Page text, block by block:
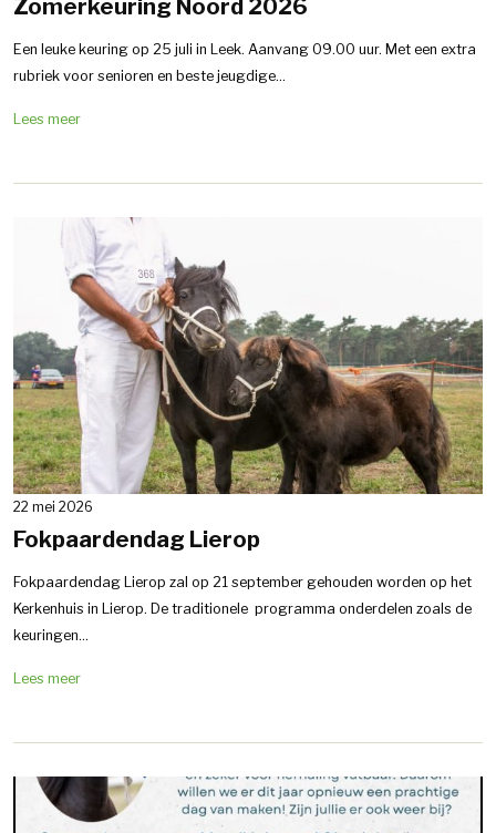
Zomerkeuring Noord 2026
Een leuke keuring op 25 juli in Leek. Aanvang 09.00 uur. Met een extra
rubriek voor senioren en beste jeugdige...
Lees meer
22 mei 2026
Fokpaardendag Lierop
Fokpaardendag Lierop zal op 21 september gehouden worden op het
Kerkenhuis in Lierop. De traditionele programma onderdelen zoals de
keuringen...
Lees meer